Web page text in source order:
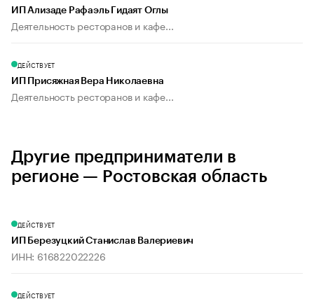
ИП Ализаде Рафаэль Гидаят Оглы
Деятельность ресторанов и кафе...
ДЕЙСТВУЕТ
ИП Присяжная Вера Николаевна
Деятельность ресторанов и кафе...
Другие предприниматели в
регионе — Ростовская область
ДЕЙСТВУЕТ
ИП Березуцкий Станислав Валериевич
ИНН: 616822022226
ДЕЙСТВУЕТ